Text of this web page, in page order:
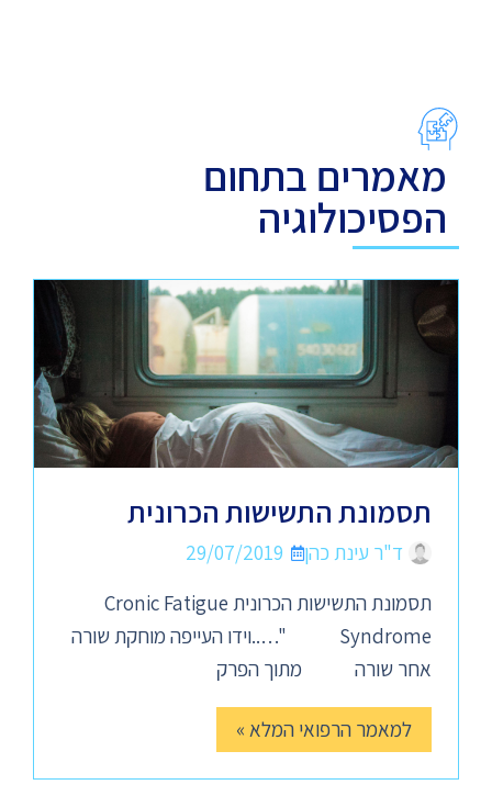
מאמרים בתחום
הפסיכולוגיה
תסמונת התשישות הכרונית
ד"ר עינת כהן
29/07/2019
תסמונת התשישות הכרונית Cronic Fatigue
Syndrome "…..וידו העייפה מוחקת שורה
אחר שורה מתוך הפרק
למאמר הרפואי המלא »